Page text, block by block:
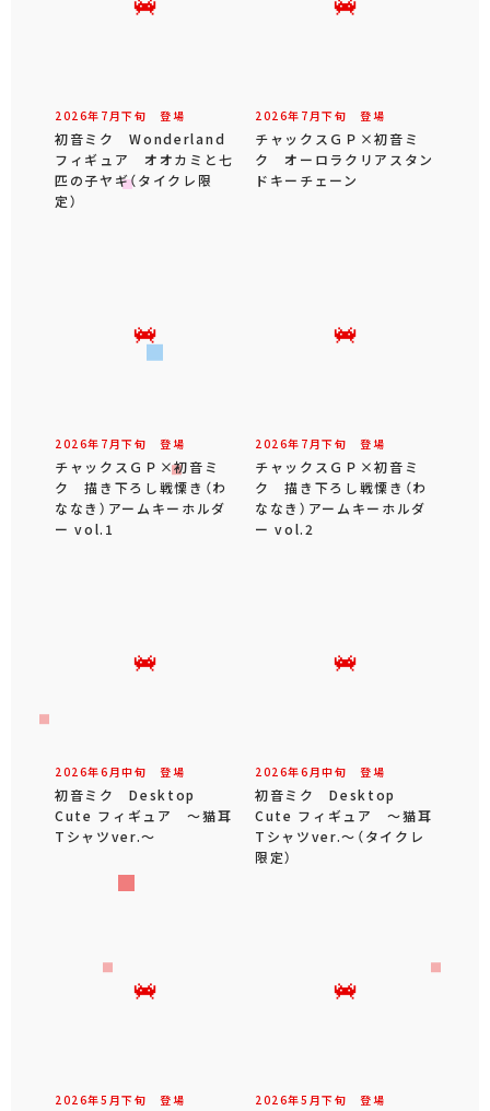
2026年 7 月下旬 登場
初音ミク Wonderland
フィギュア オオカミと七
匹の子ヤギ（タイクレ限
定）
2026年 7 月下旬 登場
チャックスＧＰ×初音ミ
ク オーロラクリアスタン
ドキーチェーン
2026年 7 月下旬 登場
チャックスＧＰ×初音ミ
ク 描き下ろし戦慄き（わ
ななき）アームキーホルダ
ー vol.1
2026年 7 月下旬 登場
チャックスＧＰ×初音ミ
ク 描き下ろし戦慄き（わ
ななき）アームキーホルダ
ー vol.2
2026年6 月中旬 登場
初音ミク Desktop
Cute フィギュア ～猫耳
Tシャツver.～
2026年6 月中旬 登場
初音ミク Desktop
Cute フィギュア ～猫耳
Tシャツver.～（タイクレ
限定）
2026年5 月下旬 登場 2026年5 月下旬 登場